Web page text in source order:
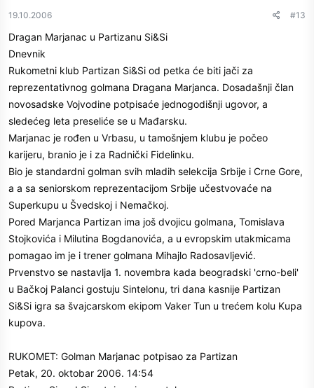
19.10.2006 #13
Dragan Marjanac u Partizanu Si&Si
Dnevnik
Rukometni klub Partizan Si&Si od petka će biti jači za
reprezentativnog golmana Dragana Mаrjanca. Dosadašnji član
novosadske Vojvodine potpisaće jednogodišnji ugovor, a
sledećeg leta preseliće se u Mađarsku.
Marjanac je rođen u Vrbasu, u tamošnjem klubu je počeo
karijeru, branio je i za Radnički Fidelinku.
Bio je standardni golman svih mladih selekcija Srbije i Crne Gore,
a a sa seniorskom reprezentacijom Srbije učestvovaće na
Superkupu u Švedskoj i Nemačkoj.
Pored Marjanca Partizan ima još dvojicu golmana, Tomislava
Stojkovića i Milutina Bogdanovića, a u evropskim utakmicama
pomagao im je i trener golmana Mihajlo Radosavljević.
Prvenstvo se nastavlja 1. novembra kada beogradski 'crno-beli'
u Bačkoj Palanci gostuju Sintelonu, tri dana kasnije Partizan
Si&Si igra sa švajcarskom ekipom Vaker Tun u trećem kolu Kupa
kupova.
RUKOMET: Golman Marjanac potpisao za Partizan
Petak, 20. oktobar 2006. 14:54